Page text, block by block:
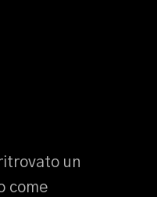
un
come